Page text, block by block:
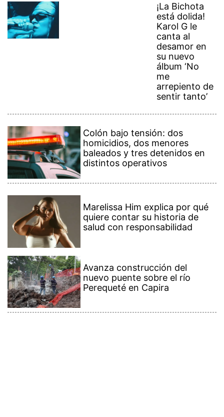
¡La Bichota
está dolida!
Karol G le
canta al
desamor en
su nuevo
álbum ‘No
me
arrepiento de
sentir tanto’
Colón bajo tensión: dos
homicidios, dos menores
baleados y tres detenidos en
distintos operativos
Marelissa Him explica por qué
quiere contar su historia de
salud con responsabilidad
Avanza construcción del
nuevo puente sobre el río
Perequeté en Capira